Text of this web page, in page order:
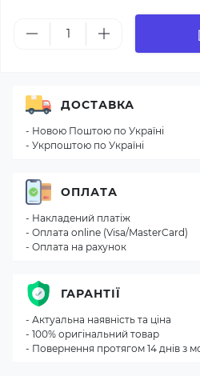
ДОСТАВКА
- Новою Поштою по Україні
- Укрпоштою по Україні
ОПЛАТА
- Накладений платіж
- Оплата online (Visa/MasterCard)
- Оплата на рахунок
ГАРАНТІЇ
- Актуальна наявність та ціна
- 100% оригінальний товар
- Повернення протягом 14 днів з